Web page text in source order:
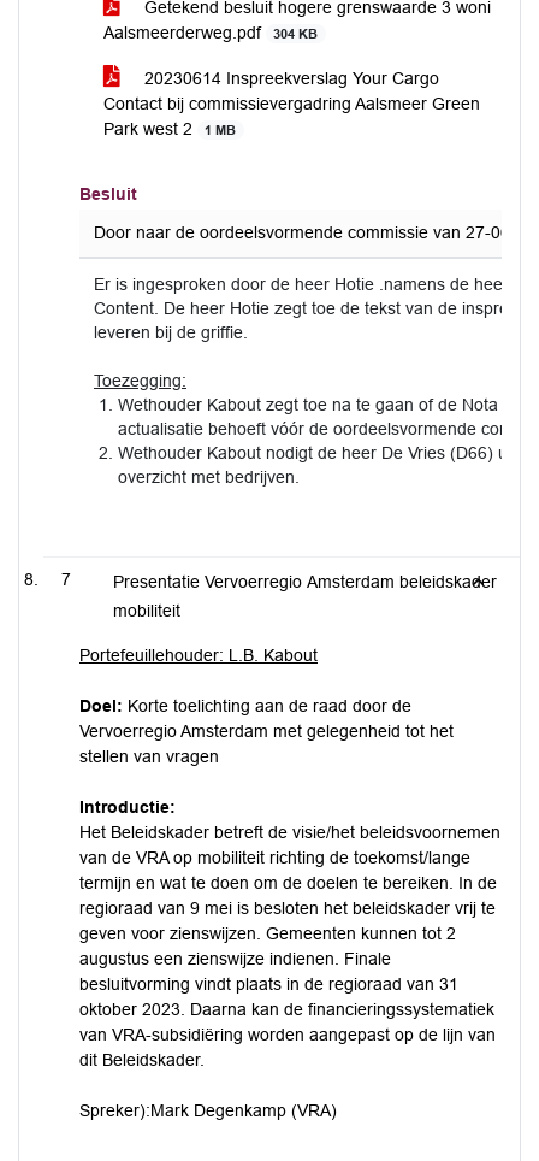
Getekend besluit hogere grenswaarde 3 woni
Aalsmeerderweg.pdf
304 KB
20230614 Inspreekverslag Your Cargo
Contact bij commissievergadring Aalsmeer Green
Park west 2
1 MB
Besluit
Door naar de oordeelsvormende commissie van 27-06-
Er is ingesproken door de heer Hotie .namens de heer
Content. De heer Hotie zegt toe de tekst van de
leveren bij de griffie.
Toezegging:
Wethouder Kabout zegt toe na te gaan of de Nota van
actualisatie behoeft vóór de oordeelsvormende
Wethouder Kabout nodigt de heer De Vries (D66) uit
overzicht met bedrijven.
7
Presentatie Vervoerregio Amsterdam beleidskader
mobiliteit
Portefeuillehouder: L.B. Kabout
Doel: Korte toelichting aan de raad door de
Vervoerregio Amsterdam met gelegenheid tot het
stellen van vragen
Introductie:
Het Beleidskader betreft de visie/het beleidsvoornemen
van de VRA op mobiliteit richting de toekomst/lange
termijn en wat te doen om de doelen te bereiken. In de
regioraad van 9 mei is besloten het beleidskader vrij te
geven voor zienswijzen. Gemeenten kunnen tot 2
augustus een zienswijze indienen. Finale
besluitvorming vindt plaats in de regioraad van 31
oktober 2023. Daarna kan de financieringssystematiek
van VRA-subsidiëring worden aangepast op de lijn van
dit Beleidskader.
Spreker):Mark Degenkamp (VRA)